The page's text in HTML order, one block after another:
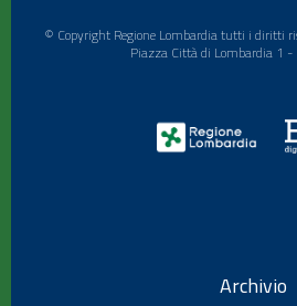
© Copyright Regione Lombardia tutti i diritti
Piazza Città di Lombardia 1
Archivio